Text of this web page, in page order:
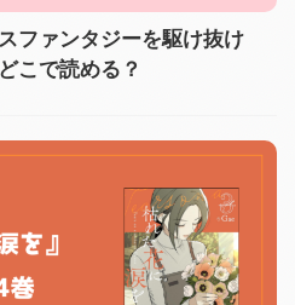
ファンタジーを駆け抜け
こで読める？